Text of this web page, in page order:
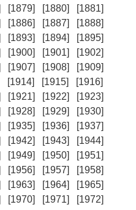
[1879] [1880]
[1881]
[1886] [1887]
[1888]
[1893] [1894]
[1895]
[1900] [1901]
[1902]
[1907] [1908]
[1909]
[1914] [1915]
[1916]
[1921] [1922]
[1923]
[1928] [1929]
[1930]
[1935] [1936]
[1937]
[1942] [1943]
[1944]
[1949] [1950]
[1951]
[1956] [1957]
[1958]
[1963] [1964]
[1965]
[1970] [1971]
[1972]